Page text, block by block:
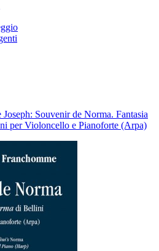
Souvenir de Norma. Fantasia
per Violoncello e Pianoforte (Arpa)